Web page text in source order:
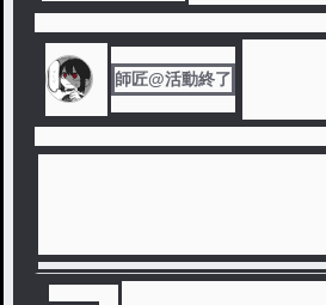
師匠@活動終了